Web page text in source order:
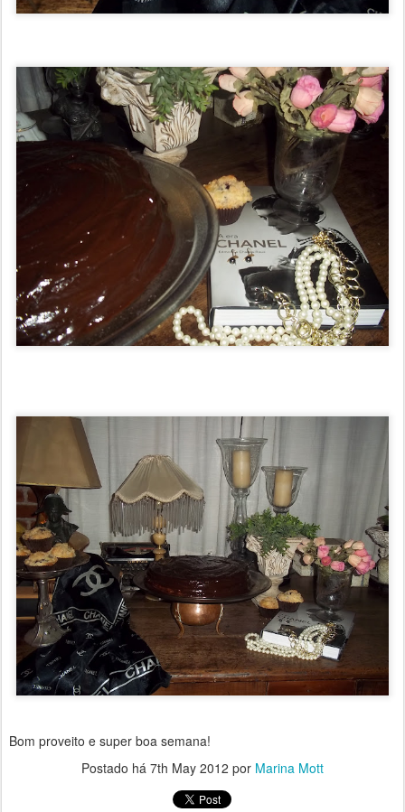
Bom proveito e super boa semana!
Postado há 7th May 2012 por Marina Mott